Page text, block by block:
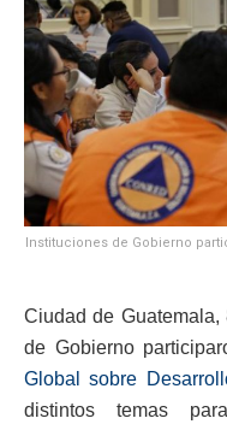
Instituciones de Gobierno
Ciudad de Guatemala,
de Gobierno
Global sobre
distintos temas